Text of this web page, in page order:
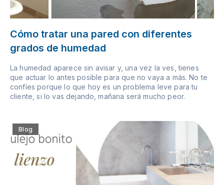
Cómo tratar una pared con diferentes
grados de humedad
La humedad aparece sin avisar y, una vez la ves, tienes
que actuar lo antes posible para que no vaya a más. No te
confíes porque lo que hoy es un problema leve para tu
cliente, si lo vas dejando, mañana será mucho peor.
Blog